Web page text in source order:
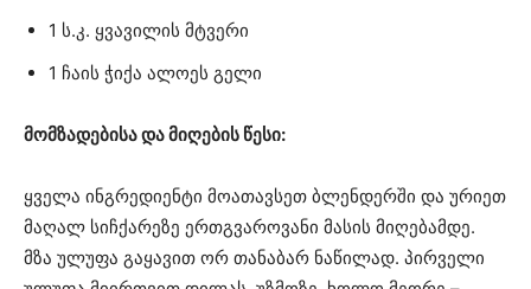
1 ს.კ. ყვავილის მტვერი
1 ჩაის ჭიქა ალოეს გელი
მომზადებისა და მიღების წესი:
ყველა ინგრედიენტი მოათავსეთ ბლენდერში და ურიეთ
მაღალ სიჩქარეზე ერთგვაროვანი მასის მიღებამდე.
მზა ულუფა გაყავით ორ თანაბარ ნაწილად. პირველი